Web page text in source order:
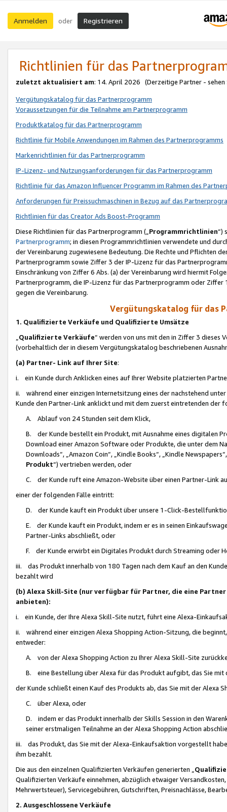
Anmelden oder Registrieren
Richtlinien für das
zuletzt aktualisiert am: 14. April 2026 (Derzeitige Partner - sehen
Vergütungskatalog für das Partnerprogramm
Voraussetzungen für die Teilnahme am Partnerprogramm
Produktkatalog für das Partnerprogramm
Richtlinie für Mobile Anwendungen im Rahmen des Partnerprogramms
Markenrichtlinien für das Partnerprogramm
IP-Lizenz- und Nutzungsanforderungen für das Partnerprogramm
Richtlinie für das Amazon Influencer Programm im Rahmen des
Anforderungen für Preissuchmaschinen in Bezug auf das
Richtlinien für das Creator Ads Boost-Programm
Diese Richtlinien für das Partnerprogramm („Programmrichtlinien“)
Partnerprogramm; in diesen Programmrichtlinien verwendete und
der Vereinbarung zugewiesene Bedeutung. Die Rechte und Pflichten
Partnerprogramm sowie Ziffer 3 der IP-Lizenz für das
Einschränkung von Ziffer 6 Abs. (a) der Vereinbarung wird hiermit
Partnerprogramm, die IP-Lizenz für das Partnerprogramm oder
gegen die Vereinbarung.
Vergütungskatalog für das
1. Qualifizierte Verkäufe und Qualifizierte Umsätze
Qualifizierte Verkäufe“ werden von uns mit den in Ziffer 3
(vorbehaltlich der in diesem Vergütungskatalog beschriebenen
(a) Partner- Link auf Ihrer Site:
i. ein Kunde durch Anklicken eines auf Ihrer Website platzierten
ii. während einer einzigen Internetsitzung eines der nachstehend
Kunde den Partner-Link anklickt und mit dem zuerst eintretenden der
A. Ablauf von 24 Stunden seit dem Klick,
B. der Kunde bestellt ein Produkt, mit Ausnahme eines digitalen
Download einer Amazon Software oder Produkte, die unter dem
Downloads“, „Amazon Coin“, „Kindle Books“, „Kindle
Produkt“) vertrieben werden, oder
C. der Kunde ruft eine Amazon-Website über einen Partner-Link
einer der folgenden Fälle eintritt:
D. der Kunde kauft ein Produkt über unsere 1-Click-
E. der Kunde kauft ein Produkt, indem er es in seinen
Partner-Links abschließt, oder
F. der Kunde erwirbt ein Digitales Produkt durch Streaming oder
iii. das Produkt innerhalb von 180 Tagen nach dem Kauf an den
bezahlt wird
(b) Alexa Skill-Site (nur verfügbar für Partner, die eine
anbieten):
i. ein Kunde, der Ihre Alexa Skill-Site nutzt, führt eine Alexa-
ii. während einer einzigen Alexa Shopping Action-Sitzung, die
entweder:
A. von der Alexa Shopping Action zu Ihrer Alexa Skill-Site
B. eine Bestellung über Alexa für das Produkt aufgibt, das Sie mit
der Kunde schließt einen Kauf des Produkts ab, das Sie mit der Alexa
C. über Alexa, oder
D. indem er das Produkt innerhalb der Skills Session in den
seiner erstmaligen Teilnahme an der Alexa Shopping Action
iii. das Produkt, das Sie mit der Alexa-Einkaufsaktion vorgestellt
ihm bezahlt.
Die aus den einzelnen Qualifizierten Verkäufen generierten „
Qualifizierten Verkäufe einnehmen, abzüglich etwaiger
Mehrwertsteuer), Servicegebühren, Gutschriften, Preisnachlässe,
2. Ausgeschlossene Verkäufe